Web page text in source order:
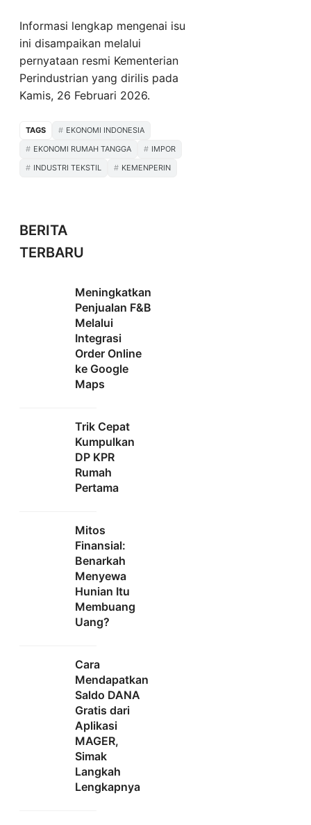
Informasi lengkap mengenai isu
ini disampaikan melalui
pernyataan resmi Kementerian
Perindustrian yang dirilis pada
Kamis, 26 Februari 2026.
TAGS
EKONOMI INDONESIA
EKONOMI RUMAH TANGGA
IMPOR
INDUSTRI TEKSTIL
KEMENPERIN
BERITA
TERBARU
Meningkatkan
Penjualan F&B
Melalui
Integrasi
Order Online
ke Google
Maps
Trik Cepat
Kumpulkan
DP KPR
Rumah
Pertama
Mitos
Finansial:
Benarkah
Menyewa
Hunian Itu
Membuang
Uang?
Cara
Mendapatkan
Saldo DANA
Gratis dari
Aplikasi
MAGER,
Simak
Langkah
Lengkapnya